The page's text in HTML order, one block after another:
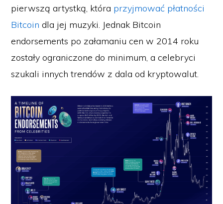
pierwszą artystką, która przyjmować płatności
Bitcoin dla jej muzyki. Jednak Bitcoin
endorsements po załamaniu cen w 2014 roku
zostały ograniczone do minimum, a celebryci
szukali innych trendów z dala od kryptowalut.